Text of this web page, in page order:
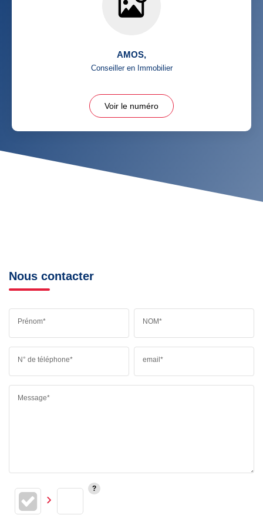
AMOS,
Conseiller en Immobilier
Voir le numéro
Nous contacter
Prénom* NOM*
N° de téléphone* email*
Message*